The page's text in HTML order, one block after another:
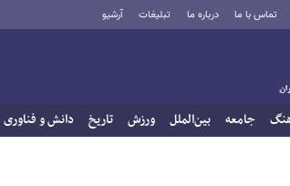
تماس با ما درباره ما تبلیغات آرشیو
جامعه بین‌الملل ورزش تاریخ دانش و فناوری